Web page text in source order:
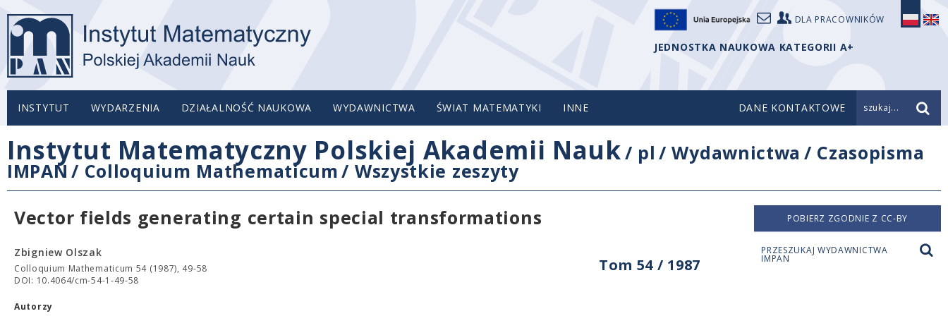
DLA PRACOWNIKÓW
JEDNOSTKA NAUKOWA KATEGORII A+
INSTYTUT WYDARZENIA DZIAŁALNOŚĆ NAUKOWA WYDAWNICTWA ŚWIAT MATEMATYKI INNE DANE KONTAKTOWE szukaj...
Instytut Matematyczny Polskiej Akademii Nauk/ pl /Wydawnictwa / Czasopisma
IMPAN / Colloquium Mathematicum/ Wszystkie zeszyty
Vector fields generating certain special transformations
Tom 54 / 1987
Zbigniew Olszak
Colloquium Mathematicum 54 (1987), 49-58
DOI: 10.4064/cm-54-1-49-58
Autorzy
POBIERZ ZGODNIE Z CC-BY
PRZESZUKAJ WYDAWNICTWA
IMPAN